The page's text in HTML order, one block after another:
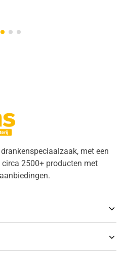
met een
2500+ producten met